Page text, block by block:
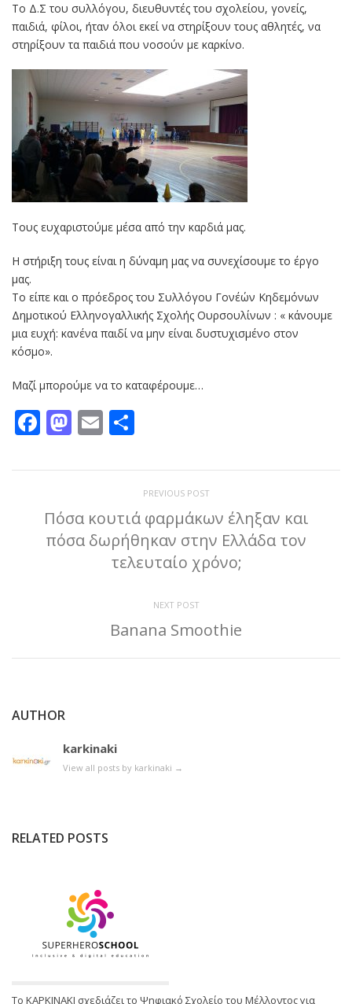
Το Δ.Σ του συλλόγου, διευθυντές του σχολείου, γονείς,
παιδιά, φίλοι, ήταν όλοι εκεί να στηρίξουν τους αθλητές, να
στηρίξουν τα παιδιά που νοσούν με καρκίνο.
Τους ευχαριστούμε μέσα από την καρδιά μας.
Η στήριξη τους είναι η δύναμη μας να συνεχίσουμε το έργο
μας.
Το είπε και ο πρόεδρος του Συλλόγου Γονέών Κηδεμόνων
Δημοτικού Ελληνογαλλικής Σχολής Ουρσουλίνων : « κάνουμε
μια ευχή: κανένα παιδί να μην είναι δυστυχισμένο στον
κόσμο».
Μαζί μπορούμε να το καταφέρουμε…
Facebook
Mastodon
Email
PREVIOUS POST
Πόσα κουτιά φαρμάκων έληξαν και
πόσα δωρήθηκαν στην Ελλάδα τον
τελευταίο χρόνο;
NEXT POST
Banana Smoothie
AUTHOR
karkinaki
View all posts by karkinaki →
RELATED POSTS
Το ΚΑΡΚΙΝΑΚΙ σχεδιάζει το Ψηφιακό Σχολείο του Μέλλοντος για